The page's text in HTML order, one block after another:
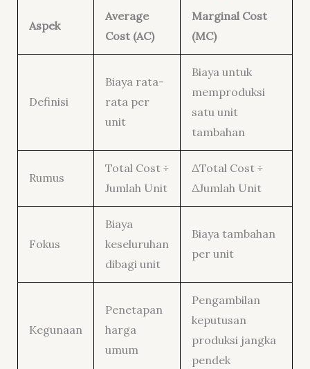
Aspek
Average
Cost (AC)
Marginal Cost
(MC)
Definisi
Biaya rata-
rata per
unit
Biaya untuk
memproduksi
satu unit
tambahan
Rumus
Total Cost ÷
Jumlah Unit
ΔTotal Cost ÷
ΔJumlah Unit
Fokus
Biaya
keseluruhan
dibagi unit
Biaya tambahan
per unit
Kegunaan
Penetapan
harga
umum
Pengambilan
keputusan
produksi jangka
pendek